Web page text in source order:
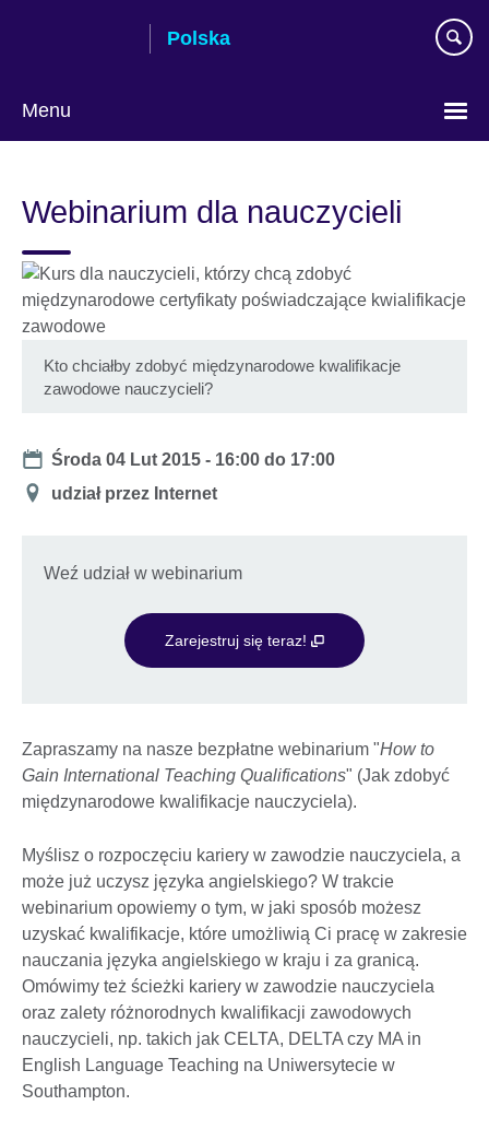
Polska
Menu
Webinarium dla nauczycieli
Kto chciałby zdobyć międzynarodowe kwalifikacje
zawodowe nauczycieli?
Date
Środa 04 Lut 2015 - 16:00 do 17:00
Miejsce
udział przez Internet
Weź udział w webinarium
Zarejestruj się teraz!
Zapraszamy na nasze bezpłatne webinarium "How to
Gain International Teaching Qualifications" (Jak zdobyć
międzynarodowe kwalifikacje nauczyciela).
Myślisz o rozpoczęciu kariery w zawodzie nauczyciela, a
może już uczysz języka angielskiego? W trakcie
webinarium opowiemy o tym, w jaki sposób możesz
uzyskać kwalifikacje, które umożliwią Ci pracę w zakresie
nauczania języka angielskiego w kraju i za granicą.
Omówimy też ścieżki kariery w zawodzie nauczyciela
oraz zalety różnorodnych kwalifikacji zawodowych
nauczycieli, np. takich jak CELTA, DELTA czy MA in
English Language Teaching na Uniwersytecie w
Southampton.